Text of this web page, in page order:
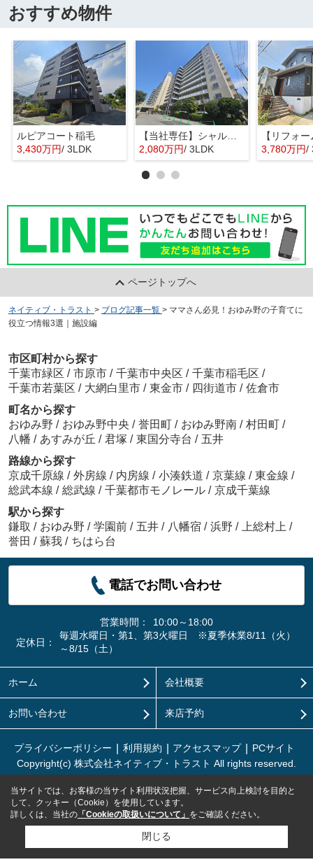
おすすめ物件
ルピアコート稲毛
3,430万円/ 3LDK
【当社専任】シャルム稲毛
2,080万円/ 3LDK 3,780万円/
ページトップへ
ネイティブ・トラスト > ブログ記事一覧 > ママさん必見！おゆみ野の子育てに
役立つ情報3選｜施設編
市区町村から探す
千葉市緑区 / 市原市 / 千葉市中央区 / 千葉市稲毛区 /
千葉市若葉区 / 大網白里市 / 東金市 / 四街道市 / 佐倉市
町名から探す
おゆみ野 / おゆみ野中央 / 誉田町 / おゆみ野南 / 村田町 /
八幡 / あすみが丘 / 君塚 / 東国分寺台 / 五井
路線から探す
京成千原線 / 外房線 / 内房線 / 小湊鉄道 / 京葉線 / 東金線 /
総武本線 / 総武線 / 千葉都市モノレール / 京成千葉線
駅から探す
鎌取 / おゆみ野 / 学園前 / 五井 / 八幡宿 / 浜野 / 上総村上 /
誉田 / 蘇我 / ちはら台
電話でお問い合わせ
営業時間：
10:00～18:00
定休日：
毎週水曜日・第1、第3火曜日 ※夏季休業8/11（火）
～8/15（土）
ホーム 会社概要
お問い合わせ 来店予約
プライバシーポリシー 利用規約 アクセスマップ
PCサイト
Copyright(c) 株式会社ネイティブ・トラスト All rights reserved.
当サイトでは、お客様の当サイト利用状況把握、サービス向上検討を目的と
して、クッキー（Cookie）を使用しています。
詳しくは、当社の 「Cookieの取扱いについて」 をご確認ください。
閉じる